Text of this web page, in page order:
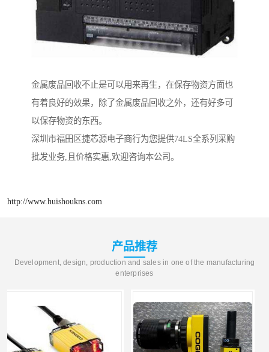
金属废品回收不止是可以用来再生，在保存物资方面也
有着良好的效果，除了金属废品回收之外，还有好多可
以保存物资的东西。
深圳市福田区捷芯源电子商行为您提供74LS全系列采购
批发业务,且价格实惠,欢迎咨询本公司。
http://www.huishoukns.com
产品推荐
Development, design, production and sales in one of the manufacturing
enterprises